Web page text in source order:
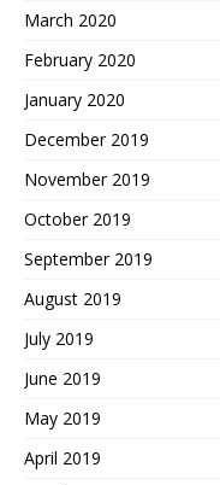
March 2020
February 2020
January 2020
December 2019
November 2019
October 2019
September 2019
August 2019
July 2019
June 2019
May 2019
April 2019